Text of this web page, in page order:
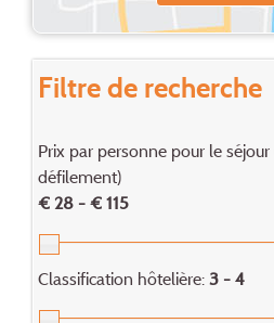
Filtre de recherche
Prix par personne pour le
défilement)
€ 28 - € 115
Classification hôtelière: 3 - 4